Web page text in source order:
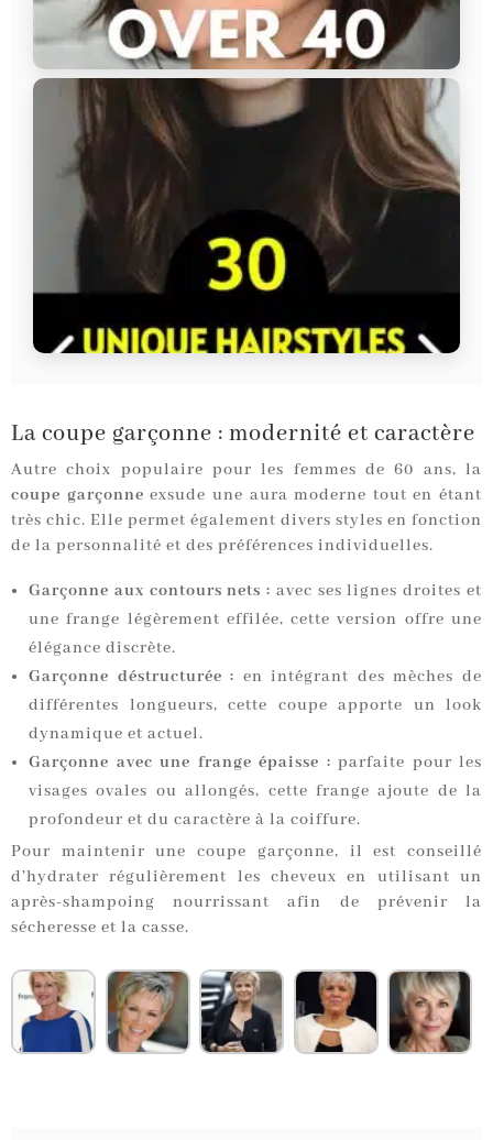
La coupe garçonne : modernité et caractère
Autre choix populaire pour les femmes de 60 ans, la
coupe garçonne exsude une aura moderne tout en étant
très chic. Elle permet également divers styles en fonction
de la personnalité et des préférences individuelles.
Garçonne aux contours nets : avec ses lignes droites et
une frange légèrement effilée, cette version offre une
élégance discrète.
Garçonne déstructurée : en intégrant des mèches de
différentes longueurs, cette coupe apporte un look
dynamique et actuel.
Garçonne avec une frange épaisse : parfaite pour les
visages ovales ou allongés, cette frange ajoute de la
profondeur et du caractère à la coiffure.
Pour maintenir une coupe garçonne, il est conseillé
d’hydrater régulièrement les cheveux en utilisant un
après-shampoing nourrissant afin de prévenir la
sécheresse et la casse.